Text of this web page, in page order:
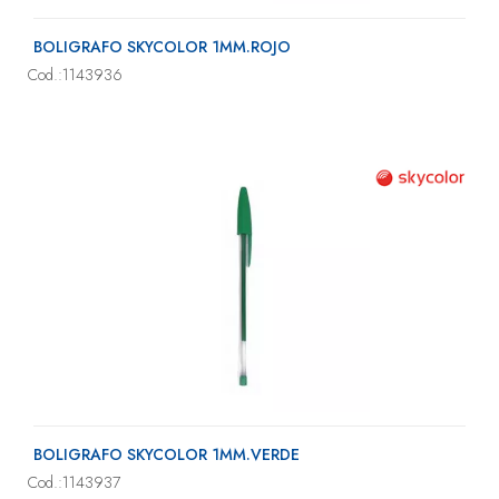
BOLIGRAFO SKYCOLOR 1MM.ROJO
Cod.:1143936
BOLIGRAFO SKYCOLOR 1MM.VERDE
Cod.:1143937